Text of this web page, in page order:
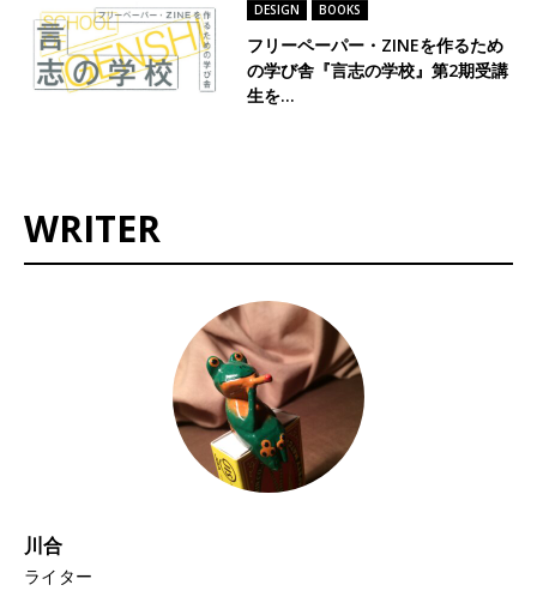
DESIGN BOOKS
フリーペーパー・ZINEを作るため
の学び舎『言志の学校』第2期受講
生を…
WRITER
川合
ライター